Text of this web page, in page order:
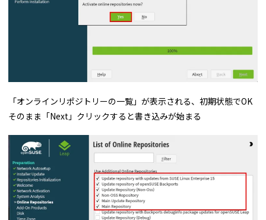
「オンラインリポジトリーの一覧」が表示される、初期状態でOK
そのまま「Next」クリックすると書き込みが始まる